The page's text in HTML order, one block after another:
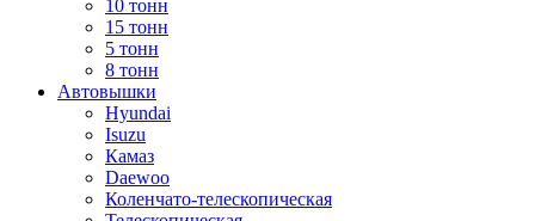
10 тонн
15 тонн
5 тонн
8 тонн
Автовышки
Hyundai
Isuzu
Камаз
Daewoo
Коленчато-телескопическая